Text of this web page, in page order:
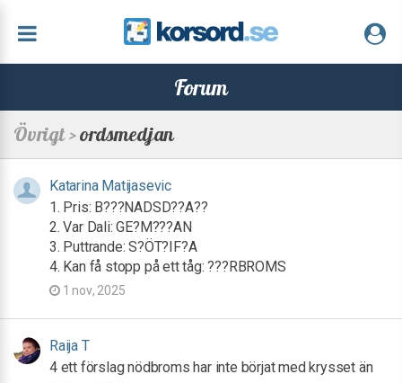
Forum
Övrigt >ordsmedjan
Katarina Matijasevic
1. Pris: B???NADSD??A??
2. Var Dali: GE?M???AN
3. Puttrande: S?ÖT?IF?A
4. Kan få stopp på ett tåg: ???RBROMS
1 nov, 2025
Raija T
4 ett förslag nödbroms har inte börjat med krysset än